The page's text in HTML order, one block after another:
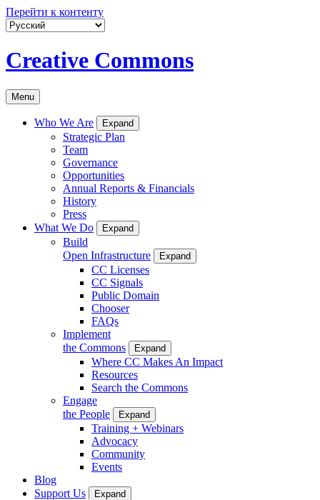
Перейти к контенту
Creative Commons
Menu
Who We Are Expand
Strategic Plan
Team
Governance
Opportunities
Annual Reports & Financials
History
Press
What We Do
Expand
Build
Open Infrastructure
Expand
CC Licenses
CC Signals
Public Domain
Chooser
FAQs
Implement
the Commons
Expand
Where CC Makes An Impact
Resources
Search the Commons
Engage
the People
Expand
Training + Webinars
Advocacy
Community
Events
Blog
Support Us
Expand